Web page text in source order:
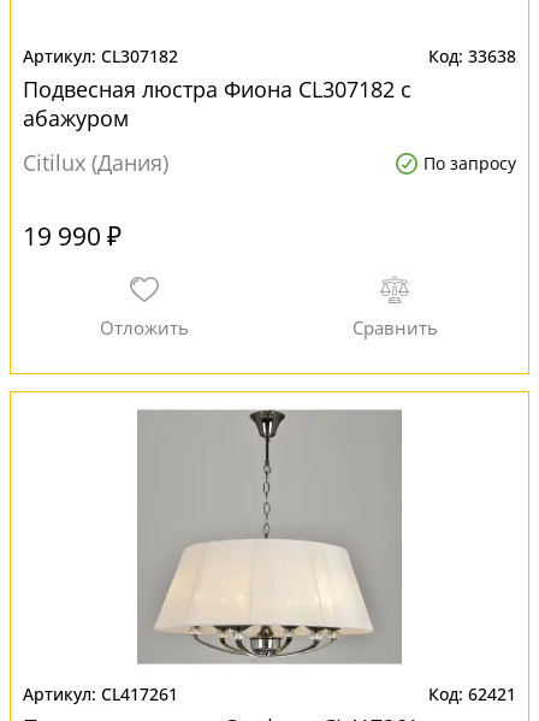
CL307182 33638
Подвесная люстра Фиона CL307182 с
абажуром
Citilux (Дания)
По запросу
19 990 ₽
CL417261 62421